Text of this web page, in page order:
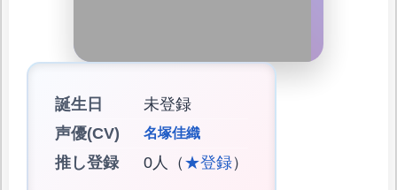
誕生日
未登録
声優(CV)
名塚佳織
推し登録 0人（ ★登録）